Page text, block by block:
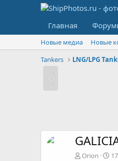
Главная
Новые медиа Новые
Tankers
LNG/LPG
Orion